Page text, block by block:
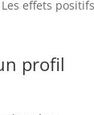
Les effets positifs
profil